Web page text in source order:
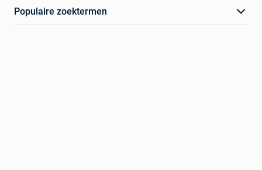
Populaire zoektermen